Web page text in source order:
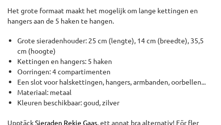
Het grote formaat maakt het mogelijk om lange kettingen en
hangers aan de 5 haken te hangen.
Grote sieradenhouder: 25 cm (lengte), 14 cm (breedte), 35,5
cm (hoogte)
Kettingen en hangers: 5 haken
Oorringen: 4 compartimenten
Een slot voor halskettingen, hangers, armbanden, oorbellen...
Materiaal: metaal
Kleuren beschikbaar: goud, zilver
UpptäckSieraden Rekje Gaas, ett annat bra alternativ! För fler